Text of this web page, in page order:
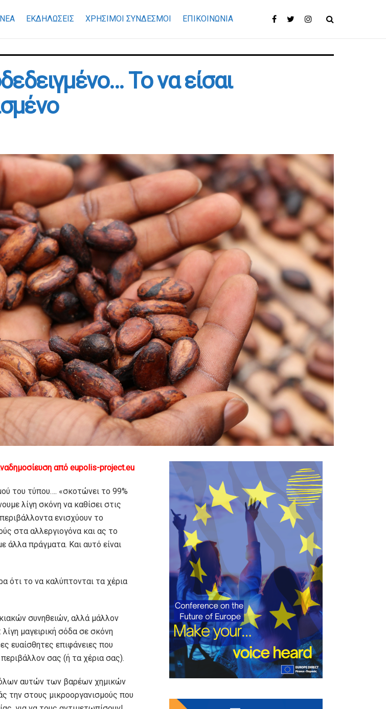
ΝΕΑ ΕΚΔΗΛΩΣΕΙΣ ΧΡΉΣΙΜΟΙ ΣΎΝΔΕΣΜΟΙ ΕΠΙΚΟΙΝΩΝΊΑ
Το να είσαι
από eupolis-project.eu
του τύπου…. «σκοτώνει το 99%
λίγη σκόνη να καθίσει στις
ενισχύουν το
στα αλλεργιογόνα και ας το
άλλα πράγματα. Και αυτό είναι
ότι το να καλύπτονται τα χέρια
συνηθειών, αλλά μάλλον
λίγη μαγειρική σόδα σε σκόνη
ευαίσθητες επιφάνειες που
σας (ή τα χέρια σας).
αυτών των βαρέων χημικών
την στους μικροοργανισμούς που